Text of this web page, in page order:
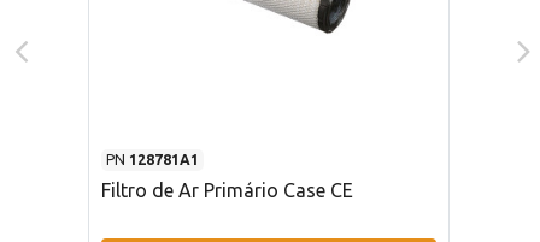
PN 128781A1
Filtro de Ar Primário Case CE